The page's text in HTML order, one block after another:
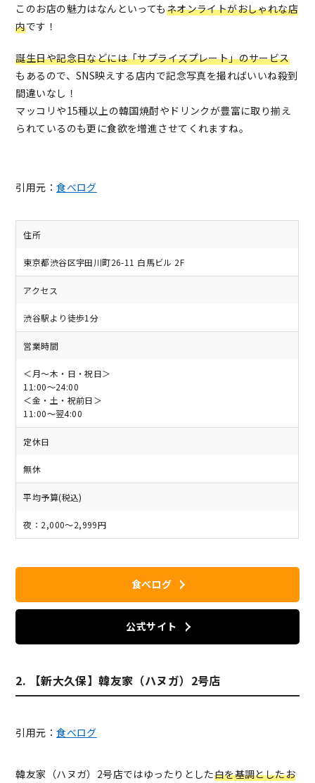
このお店の魅力はなんといってもネオンライトがおしゃれな店
内です！
誕生日や記念日などには「サプライズプレート」のサービス
もあるので、SNS映えする店内で記念写真を撮ればいいね殺到
間違いなし！
マッコリや15種以上の韓国焼酎やドリンクが豊富に取り揃え
られているのも更に食欲を増進させてくれますね。
引用元：食べログ
住所
東京都渋谷区宇田川町26-11 白馬ビル 2F
アクセス
渋谷駅より徒歩1分
営業時間
＜月～木・日・祝日＞
11:00～24:00
＜金・土・祝前日＞
11:00～翌4:00
定休日
無休
平均予算(税込)
夜：2,000～2,999円
食べログ
公式サイト
2. 【新大久保】韓友家（ハヌガ）2号店
引用元：食べログ
韓友家（ハヌガ）2号店ではゆったりとした白を基調としたお